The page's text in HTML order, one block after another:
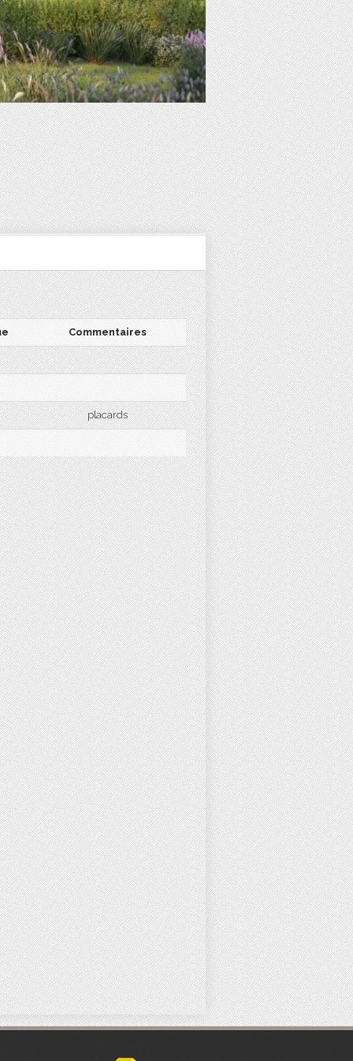
Commentaires
placards